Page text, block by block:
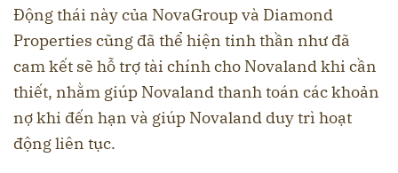
Động thái này của NovaGroup và Diamond
Properties cũng đã thể hiện tinh thần như đã
cam kết sẽ hỗ trợ tài chính cho Novaland khi cần
thiết, nhằm giúp Novaland thanh toán các khoản
nợ khi đến hạn và giúp Novaland duy trì hoạt
động liên tục.